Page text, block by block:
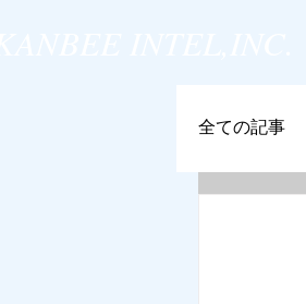
全ての記事